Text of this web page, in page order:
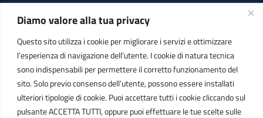
Diamo valore alla tua privacy
Questo sito utilizza i cookie per migliorare i servizi e ottimizzare
l’esperienza di navigazione dell’utente. I cookie di natura tecnica
sono indispensabili per permettere il corretto funzionamento del
sito. Solo previo consenso dell’utente, possono essere installati
ulteriori tipologie di cookie. Puoi accettare tutti i cookie cliccando sul
pulsante ACCETTA TUTTI, oppure puoi effettuare le tue scelte sulle
INFORMAZIONI
C.F. / P.IVA
IT01807790686
POSTA ELETTRONICA